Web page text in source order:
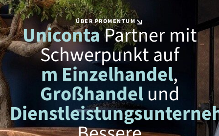
ÜBER PROMENTUM
UnicontaPartner mit
Schwerpunkt auf
m Einzelhandel,
Großhandelund